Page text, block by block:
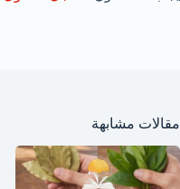
مقالات مشابهة